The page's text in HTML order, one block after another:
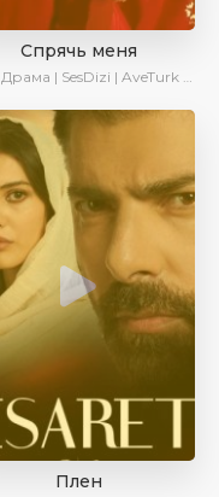
Спрячь меня
Драма | SesDizi | AveTurk | AlisaDirilis | Сериалы 2023
Плен